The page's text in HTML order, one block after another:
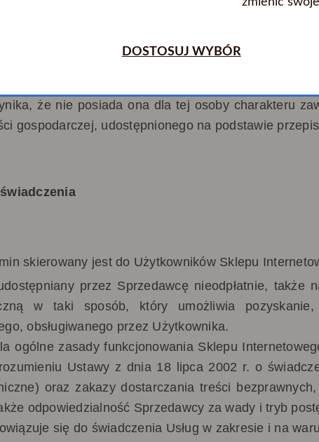
konsumenta -
soba fizyczna
że nie posiada ona dla tej osoby charakteru
gospodarczej, udostępnionego na podstawie
skierowany jest do Użytkowników Sklepu
przez Sprzedawcę nieodpłatnie,
w taki sposób, który umożliwia
obsługiwanego przez Użytkownika.
ogólne zasady funkcjonowania Sklepu
Ustawy z dnia 18 lipca 2002 r. o
oraz zakazy dostarczania treści
odpowiedzialność Sprzedawcy za wady i tryb
się do świadczenia Usług w zakresie i na
DOSTOSUJ WYBÓR